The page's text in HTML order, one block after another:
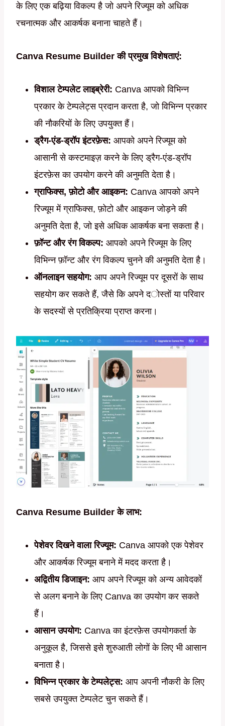
के लिए एक बढ़िया विकल्प है जो अपने रिज्यूम को अधिक
रचनात्मक और आकर्षक बनाना चाहते हैं।
Canva Resume Builder की प्रमुख विशेषताएं:
विशाल टेम्पलेट लाइब्रेरी: Canva आपको विभिन्न
प्रकार के टेम्पलेट्स प्रदान करता है, जो विभिन्न प्रकार
की नौकरियों के लिए उपयुक्त हैं।
ड्रैग-एंड-ड्रॉप इंटरफ़ेस: आपको अपने रिज्यूम को
आसानी से कस्टमाइज़ करने के लिए ड्रैग-एंड-ड्रॉप
इंटरफ़ेस का उपयोग करने की अनुमति देता है।
ग्राफिक्स, फ़ोटो और आइकन: Canva आपको अपने
रिज्यूम में ग्राफिक्स, फ़ोटो और आइकन जोड़ने की
अनुमति देता है, जो इसे अधिक आकर्षक बना सकता है।
फ़ॉन्ट और रंग विकल्प: आपको अपने रिज्यूम के लिए
विभिन्न फ़ॉन्ट और रंग विकल्प चुनने की अनुमति देता है।
ऑनलाइन सहयोग: आप अपने रिज्यूम पर दूसरों के साथ
सहयोग कर सकते हैं, जैसे कि अपने दोस्तों या परिवार
के सदस्यों से प्रतिक्रिया प्राप्त करना।
Canva Resume Builder के लाभ:
पेशेवर दिखने वाला रिज्यूम: Canva आपको एक पेशेवर
और आकर्षक रिज्यूम बनाने में मदद करता है।
अद्वितीय डिजाइन: आप अपने रिज्यूम को अन्य आवेदकों
से अलग बनाने के लिए Canva का उपयोग कर सकते
हैं।
आसान उपयोग: Canva का इंटरफ़ेस उपयोगकर्ता के
अनुकूल है, जिससे इसे शुरुआती लोगों के लिए भी आसान
बनाता है।
विभिन्न प्रकार के टेम्पलेट्स: आप अपनी नौकरी के लिए
सबसे उपयुक्त टेम्पलेट चुन सकते हैं।